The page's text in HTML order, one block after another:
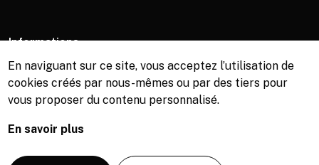
Informations
Service de la culture +41 (0)22 989 16 69
Billetterie +41 (0)22 989 34 34
Bibliothèque +41 (0)22 989 34 74
En naviguant sur ce site, vous acceptez l’utilisation de
cookies créés par nous-mêmes ou par des tiers pour
vous proposer du contenu personnalisé.
En savoir plus